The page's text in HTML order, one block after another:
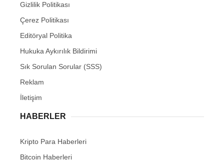
Gizlilik Politikası
Çerez Politikası
Editöryal Politika
Hukuka Aykırılık Bildirimi
Sık Sorulan Sorular (SSS)
Reklam
İletişim
HABERLER
Kripto Para Haberleri
Bitcoin Haberleri